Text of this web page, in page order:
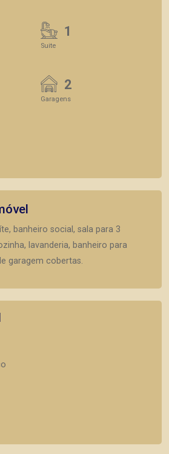
1
Suite
2
Garagens
banheiro social, sala para 3
lavanderia, banheiro para
garagem cobertas.